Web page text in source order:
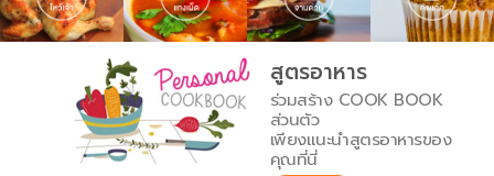
เคล็ดลับน่ารู้
เปรียบเทียบหน่วยการตวง
เปรียบเทียบอุณหภูมิ
เปรียบเทียบน้ำหนักวัตถุดิบ
FoodPedia
สร้าง Cookbook
สูตรอาหาร
ร่วมสร้าง COOK BOOK
ส่วนตัว
เพียงแนะนำสูตรอาหารของ
คุณที่นี่